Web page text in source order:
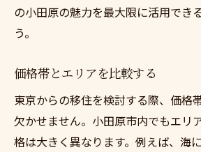
の小田原の魅力を最大限に活用でき
う。
価格帯とエリアを比較する
東京からの移住を検討する際、価格
欠かせません。小田原市内でもエリ
格は大きく異なります。例えば、海